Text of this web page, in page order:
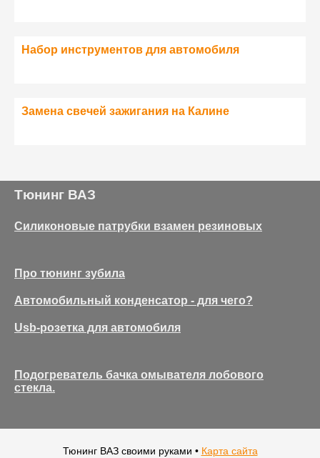
Набор инструментов для автомобиля
Замена свечей зажигания на Калине
Тюнинг ВАЗ
Силиконовые патрубки взамен резиновых
Про тюнинг зубила
Автомобильный конденсатор - для чего?
Usb-розетка для автомобиля
Подогреватель бачка омывателя лобового
стекла.
Тюнинг ВАЗ своими руками • Карта сайта